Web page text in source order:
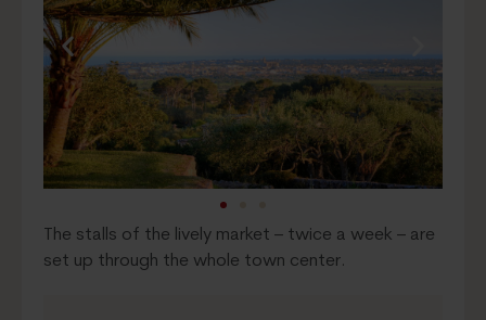
The stalls of the lively market – twice a week – are
set up through the whole town center.